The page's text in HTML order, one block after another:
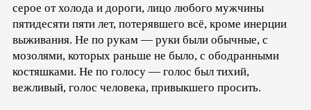
серое от холода и дороги, лицо любого мужчины
пятидесяти пяти лет, потерявшего всё, кроме инерции
выживания. Не по рукам — руки были обычные, с
мозолями, которых раньше не было, с ободранными
костяшками. Не по голосу — голос был тихий,
вежливый, голос человека, привыкшего просить.